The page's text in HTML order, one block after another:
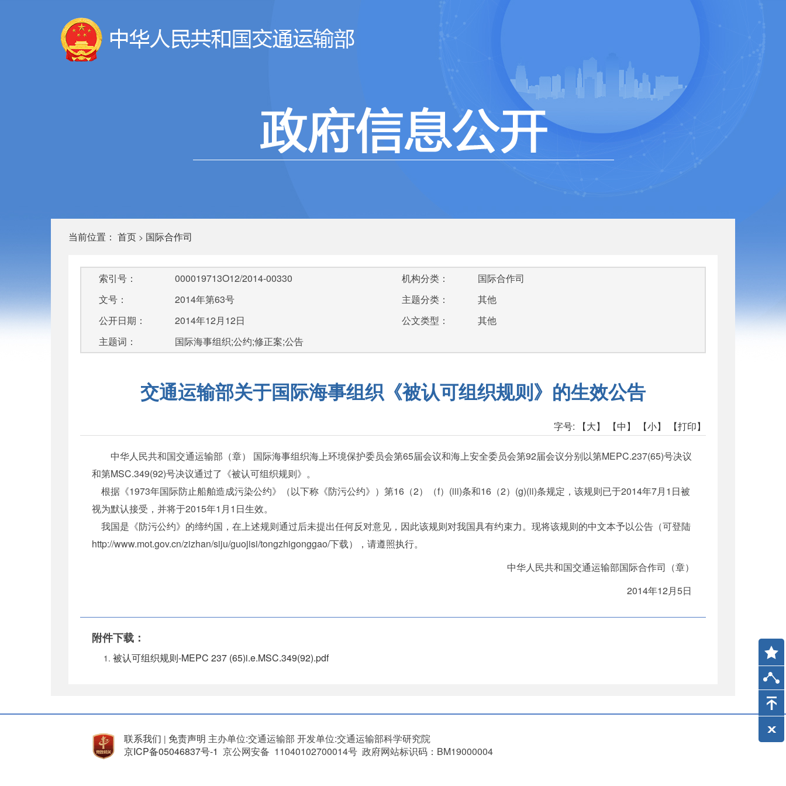
当前位置： 首页 > 国际合作司
索引号：
000019713O12/2014-00330
文号：
2014年第63号
公开日期：
2014年12月12日
主题词：
国际海事组织;公约;修正案;公告
机构分类：
国际合作司
主题分类：
其他
公文类型：
其他
交通运输部关于国际海事组织《被认可组织规则》的生效公告
字号: 【大】 【中】 【小】 【打印】
中华人民共和国交通运输部（章） 国际海事组织海上环境保护委员会第65届会议和海上安全委员会第92届会议分别以第MEPC.237(65)号决议
和第MSC.349(92)号决议通过了《被认可组织规则》。
根据《1973年国际防止船舶造成污染公约》（以下称《防污公约》）第16（2）（f）(iii)条和16（2）(g)(ii)条规定，该规则已于2014年7月1日被
视为默认接受，并将于2015年1月1日生效。
我国是《防污公约》的缔约国，在上述规则通过后未提出任何反对意见，因此该规则对我国具有约束力。现将该规则的中文本予以公告（可登陆
http://www.mot.gov.cn/zizhan/siju/guojisi/tongzhigonggao/下载），请遵照执行。
中华人民共和国交通运输部国际合作司（章）
2014年12月5日
附件下载：
被认可组织规则-MEPC 237 (65)i.e.MSC.349(92).pdf
联系我们 | 免责声明 主办单位:交通运输部 开发单位:交通运输部科学研究院
京ICP备05046837号-1 京公网安备 11040102700014号 政府网站标识码：BM19000004